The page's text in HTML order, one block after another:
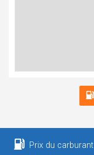
Prix du carburant